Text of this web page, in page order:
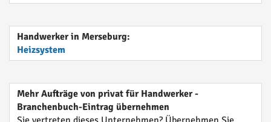
Handwerker in Merseburg:
Heizsystem
Mehr Aufträge von privat für Handwerker -
Branchenbuch-Eintrag übernehmen